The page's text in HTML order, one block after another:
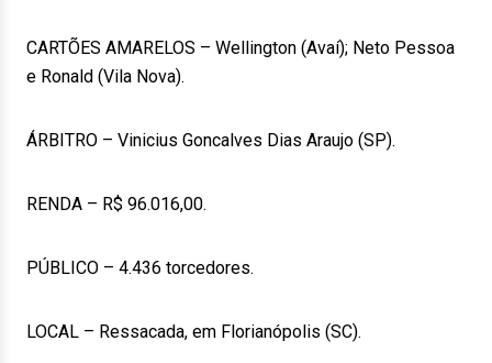
CARTÕES AMARELOS – Wellington (Avaí); Neto Pessoa
e Ronald (Vila Nova).
ÁRBITRO – Vinicius Goncalves Dias Araujo (SP).
RENDA – R$ 96.016,00.
PÚBLICO – 4.436 torcedores.
LOCAL – Ressacada, em Florianópolis (SC).